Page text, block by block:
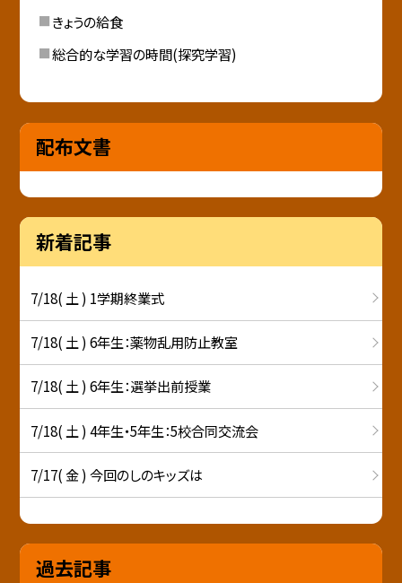
きょうの給食
総合的な学習の時間(探究学習)
配布文書
新着記事
7/18( 土 ) 1学期終業式
7/18( 土 ) 6年生：薬物乱用防止教室
7/18( 土 ) 6年生：選挙出前授業
7/18( 土 ) 4年生・5年生：5校合同交流会
7/17( 金 ) 今回のしのキッズは
過去記事